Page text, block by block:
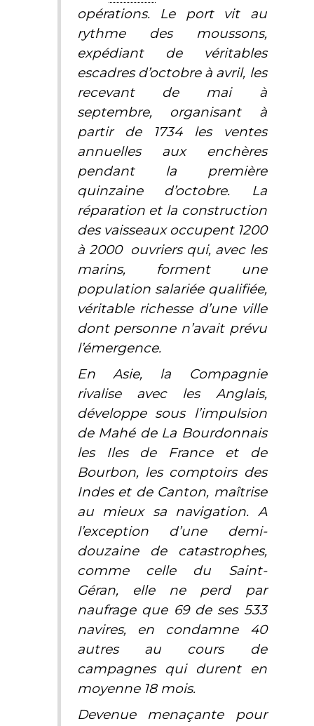
opérations. Le port vit au
rythme des moussons,
expédiant de véritables
escadres d’octobre à avril, les
recevant de mai à
septembre, organisant à
partir de 1734 les ventes
annuelles aux enchères
pendant la première
quinzaine d’octobre. La
réparation et la construction
des vaisseaux occupent 1200
à 2000 ouvriers qui, avec les
marins, forment une
population salariée qualifiée,
véritable richesse d’une ville
dont personne n’avait prévu
l’émergence.
En Asie, la Compagnie
rivalise avec les Anglais,
développe sous l’impulsion
de Mahé de La Bourdonnais
les Iles de France et de
Bourbon, les comptoirs des
Indes et de Canton, maîtrise
au mieux sa navigation. A
l’exception d’une demi-
douzaine de catastrophes,
comme celle du Saint-
Géran, elle ne perd par
naufrage que 69 de ses 533
navires, en condamne 40
autres au cours de
campagnes qui durent en
moyenne 18 mois.
Devenue menaçante pour